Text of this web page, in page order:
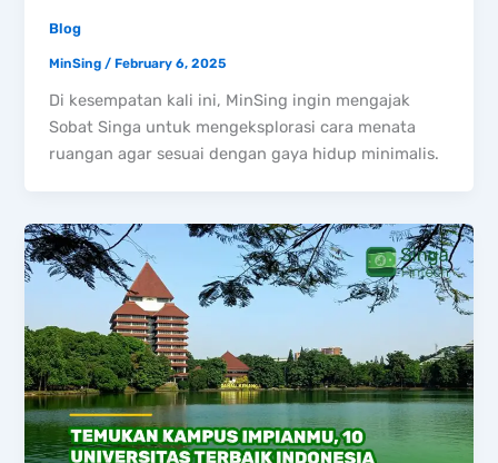
Blog
MinSing/February 6, 2025
Di kesempatan kali ini, MinSing ingin mengajak
Sobat Singa untuk mengeksplorasi cara menata
ruangan agar sesuai dengan gaya hidup minimalis.